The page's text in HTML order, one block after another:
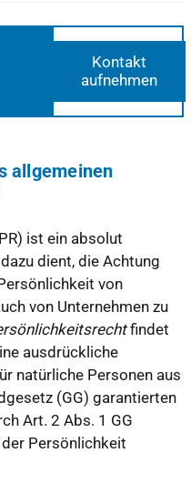
Kontakt
aufnehmen
allgemeinen
ist ein absolut
dient, die Achtung
von
von Unternehmen zu
findet
ausdrückliche
natürliche Personen aus
(GG) garantierten
Art. 2 Abs. 1 GG
Persönlichkeit